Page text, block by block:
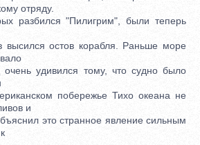
отряду.
"Пилигрим", были теперь
остов корабля. Раньше море
удивился тому, что судно было
побережье Тихо океана не
и
это странное явление сильным